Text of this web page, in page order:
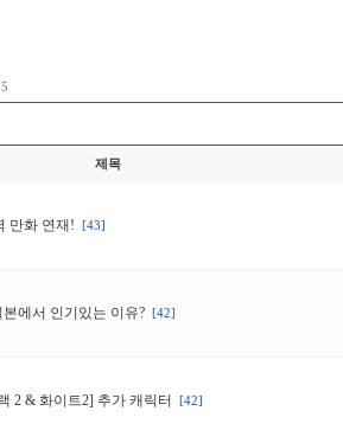
제목
만화 연재! [43]
에서 인기있는 이유? [42]
2 & 화이트2] 추가 캐릭터 [42]